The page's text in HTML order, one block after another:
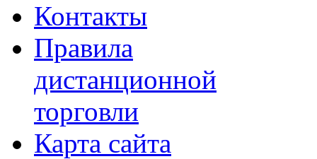
Контакты
Правила
дистанционной
торговли
Карта сайта